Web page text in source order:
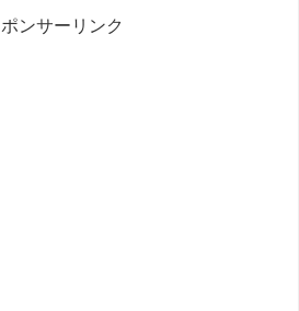
ンサーリンク